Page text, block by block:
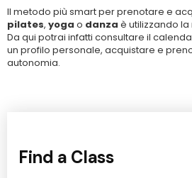
Il metodo più smart per prenotare e
pilates, yoga o danza è utilizzando
Da qui potrai infatti consultare il
un profilo personale, acquistare e
autonomia.